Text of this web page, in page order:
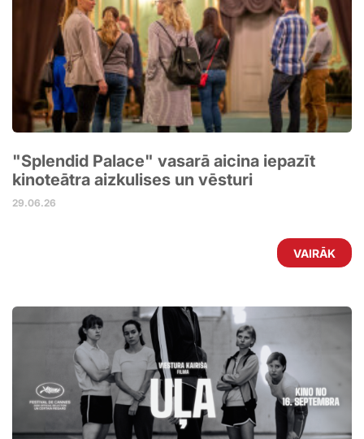
"Splendid Palace" vasarā aicina iepazīt
kinoteātra aizkulises un vēsturi
29.06.26
VAIRĀK